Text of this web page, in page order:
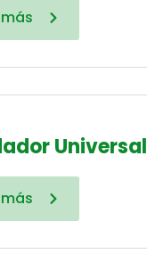
Universal